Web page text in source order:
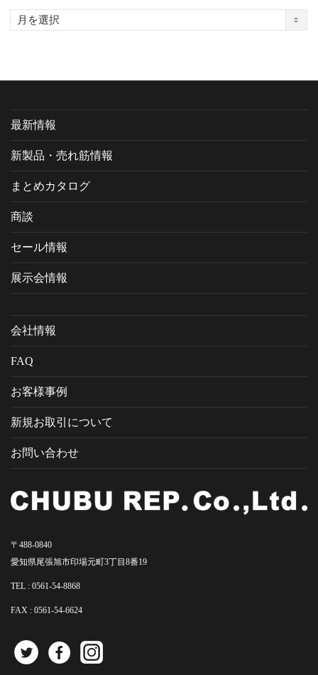
ア
最新情報
新製品・売れ筋情報
まとめカタログ
商談
セール情報
展示会情報
会社情報
FAQ
お客様事例
新規お取引について
お問い合わせ
〒488-0840
愛知県尾張旭市印場元町3丁目8番19
TEL : 0561-54-8868
FAX : 0561-54-6624